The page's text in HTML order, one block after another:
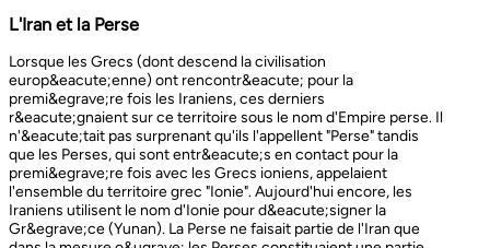
L'Iran et la Perse
Lorsque les Grecs (dont descend la civilisation europ&eacute;enne) ont rencontr&eacute; pour la premi&egrave;re fois les Iraniens, ces derniers r&eacute;gnaient sur ce territoire sous le nom d'Empire perse. Il n'&eacute;tait pas surprenant qu'ils l'appellent "Perse" tandis que les Perses, qui sont entr&eacute;s en contact pour la premi&egrave;re fois avec les Grecs ioniens, appelaient l'ensemble du territoire grec "Ionie". Aujourd'hui encore, les Iraniens utilisent le nom d'Ionie pour d&eacute;signer la Gr&egrave;ce (Yunan). La Perse ne faisait partie de l'Iran que dans la mesure o&ugrave; les Perses constituaient une partie du peuple iranien. Pourtant, elle avait parfois un sens encore plus large que l'Iran, car ce que l'on appelait historiquement la Perse ou l'empire perse comprenait non seulement un territoire beaucoup plus vaste que l'Iran actuel, mais aussi des pays et des peuples non iraniens comme l'&Eacute;gypte. "Perse" est rest&eacute; le terme europ&eacute;en pour l'Iran jusqu'en 1935, date &agrave; laquelle le gouvernement iranien a insist&eacute; pour que tous les pays appellent officiellement le pays par ce dernier nom. Mais le terme "Perse" a surv&eacute;cu et, encore aujourd'hui, pour de nombreux Occidentaux, la "Perse" a une connotation historique et culturelle beaucoup plus large que celle v&eacute;hicul&eacute;e par le terme "Iran", qu'ils confondaient parfois avec l'Irak. Beaucoup ne savent plus que l'Iran et la Perse sont la m&ecirc;me chose, pensant que l'Iran est aussi un pays arabe ! L'Iran actuel fait partie du plateau iranien, beaucoup plus vaste, dont l'ensemble a parfois fait partie de l'empire perse. Le pays est vaste, plus grand que le Royaume-Uni, la France, l'Espagne et l'Allemagne r&eacute;unis. Il est accident&eacute; et aride et, &agrave; l'exception de deux r&eacute;gions de plaine, il est constitu&eacute; de montagnes et de d&eacute;serts. Il y a deux grandes rang&eacute;es de montagnes, l'Alborz au nord, qui s'&eacute;tend du Caucase au nord-ouest jusqu'au Khorasan &agrave; l'est, et le Zagros, qui s'&eacute;tend de l'ouest au sud-est. Les grands d&eacute;serts, Dasht-e-Kavir et Dasht-e-Lut, tous deux situ&eacute;s &agrave; l'est, sont pratiquement inhabitables. Les deux r&eacute;gions de plaine sont le littoral de la mer Caspienne, qui se trouve au-dessous du niveau de la mer, a un climat subtropical et est couvert de for&ecirc;ts tropicales, et la plaine du Khuzestan au sud-ouest, qui est une continuation des terres fertiles de la M&eacute;sopotamie et est arros&eacute;e par le seul grand fleuve d'Iran, le Karun. Ainsi, la terre est abondante mais l'eau est rare, contrairement &agrave; un pays comme la Hollande o&ugrave; la terre est rare mais l'eau abondante. La raret&eacute; de l'eau a jou&eacute; un r&ocirc;le majeur non seulement en influen&ccedil;ant la nature et les syst&egrave;mes de l'agriculture iranienne, mais aussi un certain nombre de facteurs sociologiques cl&eacute;s, y compris la cause et la nature des &Eacute;tats iraniens. L'&eacute;tendue des montagnes et du d&eacute;sert a naturellement divis&eacute; la population iranienne en groupes relativement isol&eacute;s. Mais l'aridit&eacute; a jou&eacute; un r&ocirc;le encore plus important &agrave; cet &eacute;gard, et ce au niveau des plus petites unit&eacute;s sociales. Dans la majeure partie du pays, l'agriculture et l'&eacute;levage du b&eacute;tail n'&eacute;taient possibles que l&agrave; o&ugrave; l'eau de pluie naturelle, un petit ruisseau, un canal d'eau souterrain, appel&eacute; Qanat, ou une combinaison de ces &eacute;l&eacute;ments fournissait l'approvisionnement minimal n&eacute;cessaire en eau. Le Qanat ou Kariz est un d&eacute;veloppement ing&eacute;nieux des temps anciens, qui remonte &agrave; bien avant la fondation de l'empire perse. &Agrave; partir d'une nappe phr&eacute;atique existante dans les hautes terres, un tunnel est creus&eacute; sous le sol, en pente descendante vers les basses terres (pr&egrave;s des fermes environnantes) o&ugrave; il remonte &agrave; la surface. L'eau qui s'&eacute;coule de la source par gravit&eacute; est ensuite distribu&eacute;e par d'&eacute;troits canaux l&agrave; o&ugrave; elle est n&eacute;cessaire pour l'irrigation et d'autres usages. Le peuple iranien &Agrave; l'origine, les Iraniens &eacute;taient plus une ethnie qu'une nation et les perses se comptaient comme un groupe parmi un bon nombre des Iraniens. A part le pays qui s'appelle aujourd'hui l'Iran, l'Afghanistan et le Tadjikistan appartiennent &eacute;galement &agrave; un territoire iranien plus large dans leurs concepts historiques et culturels. En plus la domaine culturelle iranienne d&eacute;passe encore plus loin que la fronti&egrave;re de l&rsquo;ensemble de ces trois pays et s'&eacute;tendant jusqu&rsquo;au cot&eacute; nordique de l'Inde, l'Ouzb&eacute;kistan, le Turkm&eacute;nistan, le Caucase et l'Anatolie : Aujourd&rsquo;hui , c&rsquo;est ce que l&rsquo;on appelle &lsquo;&rsquo; Monde Persan&rsquo;&rsquo; La langue persane est une des langues iraniennes, alors qu&rsquo;il en existe d'autres vari&eacute;t&eacute;s dont le kurde et le pashto. En Iran, certaines langues locales sont encore parl&eacute;es en tant que des langues vivantes tandis que d&rsquo;autre langues r&eacute;gionales que l&rsquo;iranienne sont &eacute;galement parl&eacute;s en Iran tels que le turc et l&rsquo;arabe. En plus, d'autres formats de la langue persane sont parl&eacute;es en Afghanistan et au Tadjikistan, si bien que les r&eacute;sidents dans ces trois pays arrivent &agrave; se comprendre lors de la conversation et de la communication litt&eacute;raire. Egalement d'autres dialectes persans sont parl&eacute;s en Iran. A vraie dire , n&rsquo;importe quel argument &agrave; propos de l&rsquo;histoire de l&rsquo;Iran, de son &eacute;conomie et de sa politique ne serait pas raisonnable sauf qu&rsquo;on puisse tenir en compte les nomades qui ont &eacute;tabli leurs royaume &agrave; partir de l&rsquo;&eacute;poque des Perses au Qajars qui r&eacute;gnaient jusuq&rsquo;aux20&egrave;me si&egrave;cle. Suit &agrave; la recherches des p&acirc;turages encore plus verts et des sols fertils, diff&eacute;rents &eacute;thnies comme le turques, sont partis vers les r&eacute;gions au nord, nord-est et l&rsquo;est de la Perse . Apr&egrave;s avoir s&rsquo;h&eacute;berger , ils fallait qu&rsquo;ils se pr&eacute;par&egrave;rent pour faire face aux &eacute;nemies etrang&egrave;res . La s&egrave;cheresse, l&rsquo;aridit&eacute; et la densit&eacute; de la population dan leurs propres r&eacute;gions fut la cause de l&rsquo;immigration vers la Perse. D&rsquo;autre part la manqu&eacute; de la pluie et l&rsquo;aridit&eacute; en Iran causait la miragartion des gens vers des r&eacute;gions plus verts : ils se d&eacute;pla&ccedil;aient tous les ann&eacute;es, pour aller vers les r&eacute;gions o&ugrave; il faisait agr&eacute;able pendant l&rsquo;hiver et des r&eacute;gions o&ugrave; le climat faisait moins chaud au cours de l&rsquo;&eacute;t&eacute;. En comparaison avec les les s&eacute;dentaires, les nomades ont des puissances militaires et ils sont plus dynamiques, et plus nombreux que les villageoises qu'ils attaquaient. Ces particularit&eacute;s permettent &agrave; une tribu ou &agrave; un ensemble de tribus de faire diriger les autres vers la formation d&rsquo;un &eacute;tat central : Ensuite il faisait les n&eacute;cessaires pour collecter directement ou via un moyen indirect, la totalit&eacute; des produits agricoles exc&eacute;dentaires pour fournir les affaires financi&egrave;res. Ainsi il devient un &eacute;tat central et capable &agrave; taille de contr&ocirc;ler, d'administrer et de d&eacute;fendre ses vastes territoires. La plupart des souverains iraniens se d&eacute;pla&ccedil;aient la plupart du temps et cette caract&eacute;ristique est racin&eacute; dans leurs origines et leurs esprits. Par exemple les Ach&eacute;m&eacute;nides dirigeaient leurs trois capitales et se d&eacute;pla&ccedil;aient entre : Suse, Pers&eacute;polis et Ecbatane et parfois quatre si on fait inclure la Babylon. D&egrave;s le d&eacute;but ; tous les gouvernements iraniens jusqu&rsquo;au 20&egrave;me si&egrave;cle, on &eacute;t&eacute; fond&eacute;s par des tribus nomades et apr&egrave;s avoir &ecirc;tre uni au sein du gouvernement , il fallait se pr&eacute;parer pour faire face aux d&eacute;fis comme l&rsquo;invasion des nomades dans le pays et ceux qui pourraient attaquer depuis des terres au-del&agrave; des fronti&egrave;res. D'une mani&egrave;re historique, l'Iran a &eacute;t&eacute; le carrefour entre l'Asie et l'Europe, l'Est et l'Ouest. Les personnes, les biens ainsi que les croyances, les normes et produits culturels y sont pass&eacute;s, g&eacute;n&eacute;ralement d'est en ouest, mais pas toujours. L'influence orientale &eacute;tait telle que beaucoup des anciens mythes et l&eacute;gendes iraniens provenaient des terres orientales de l'Iran, bien que l'islam et les Arabes soient venus de la direction oppos&eacute;e. Cette situation g&eacute;ographique particuli&egrave;re a donn&eacute; lieu &agrave; ce que l'on peut appeler &laquo; l'effet carrefour &raquo;, &agrave; la fois d&eacute;stabilisant et enrichissant le pays ; rendant ses habitants hospitaliers et amicaux envers les &eacute;trangers et aussi tr&egrave;s conscients de leur particularit&eacute;. L'une des cons&eacute;quences de l'effet de carrefour est le fait que l'Iran est maintenant peupl&eacute; d&rsquo;une vari&eacute;t&eacute; de communaut&eacute;s ethniques et linguistiques incluant ceux dont la langue maternelle est le persan, ainsi que les Kurdes, les Turcs, les Arabes, les Baloutches, etc. On rencontre les Turcophones dans la r&eacute;gion Nord-ouest de l'Azerba&iuml;djan, aujourd'hui divis&eacute;e en plusieurs provinces, &agrave; la fronti&egrave;re de la Turquie et du Caucase. D'autres peuples turcophones, comme les Turkm&egrave;nes du Centre-nord-est et les tribus turcophones comm